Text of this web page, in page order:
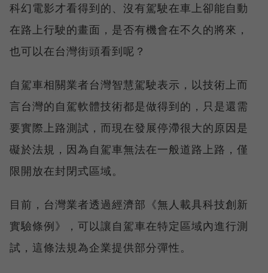
科幻電影才看得到的、沒有駕駛在車上卻能自動
在路上行駛的畫面，是否有機會在不久的將來，
也可以在台灣街頭看到呢？
自駕車相關業者台灣智慧駕駛表示，以技術上而
言台灣的自駕軟體技術都是做得到的，只是還需
要實際上路測試，而現在發展停滯很大的原因是
礙於法規，因為自駕車無法在一般道路上路，僅
限開放在封閉式區域。
目前，台灣業者透過經濟部《無人載具科技創新
實驗條例》，可以讓自駕車在特定區域內進行測
試，這條法規為企業提供部分彈性。